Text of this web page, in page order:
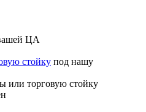
ЦА
стойку под нашу
или торговую стойку